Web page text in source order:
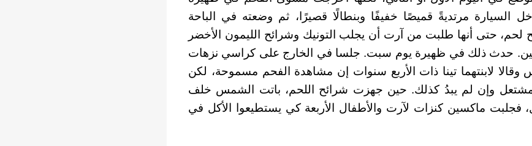
السيارة مرتديةً قميصًا خفيفًا وبنطالًا قصيرًا، ثم وضعته في الباحة
لحم، حتى أنها طلبت من آرت أن يجلب التونيك وشرائح الليمون الأخضر
حدث ذلك في ظهيرة يوم سبت. جلسا في الخارج على كراسي نزهات
لابنتهما تينا ذات الأربع سنوات إن مشاهدة الفحم مسموحة، لكن
مشتعل وإن لم يبدُ كذلك. حين جهزت شرائح اللحم، باتت الشمس خلف
فجلبت ماكسين كنزات لآرت والأطفال الأربعة كي يستطيعوا الأكل في